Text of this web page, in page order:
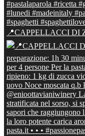
📍CAPPELLACCI DI